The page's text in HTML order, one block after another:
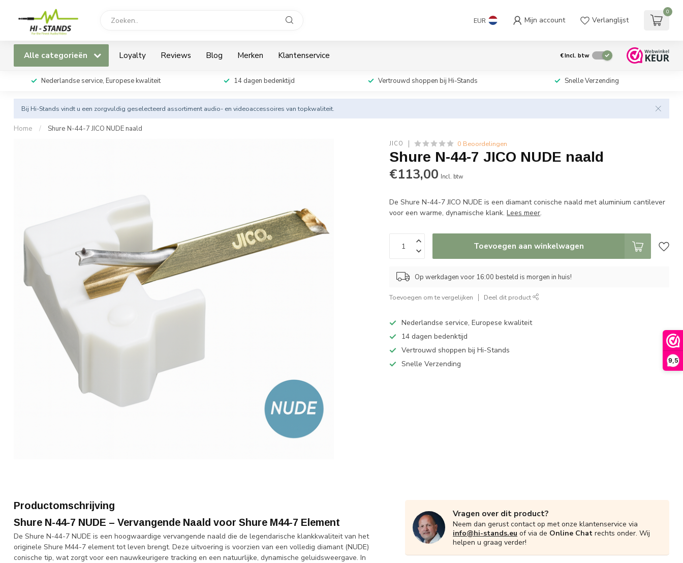
9,5
EUR Mijn account Verlanglijst
0
Alle categorieën Loyalty Reviews Blog Merken Klantenservice €Incl. btw
Nederlandse service, Europese kwaliteit 14 dagen bedenktijd Vertrouwd shoppen bij Hi-Stands Snelle Verzending
Bij Hi-Stands vindt u een zorgvuldig geselecteerd assortiment audio- en videoaccessoires van topkwaliteit.
Home / Shure N-44-7 JICO NUDE naald
JICO 0 Beoordelingen
Shure N-44-7 JICO NUDE naald
€113,00 Incl. btw
De Shure N-44-7 JICO NUDE is een diamant conische naald met aluminium cantilever
voor een warme, dynamische klank.Lees meer.
Toevoegen aan winkelwagen
Op werkdagen voor 16:00 besteld is morgen in huis!
Toevoegen om te vergelijken Deel dit product
Nederlandse service, Europese kwaliteit
14 dagen bedenktijd
Vertrouwd shoppen bij Hi-Stands
Snelle Verzending
Productomschrijving
Shure N-44-7 NUDE – Vervangende Naald voor Shure M44-7 Element
De Shure N-44-7 NUDE is een hoogwaardige vervangende naald die de legendarische klankkwaliteit van het
originele Shure M44-7 element tot leven brengt. Deze uitvoering is voorzien van een volledig diamant (NUDE)
conische tip, wat zorgt voor een nauwkeurigere tracking en een natuurlijke, dynamische geluidsweergave. In
Vragen over dit product?
Neem dan gerust contact op met onze klantenservice via
info@hi-stands.eu of via de Online Chat rechts onder. Wij
helpen u graag verder!